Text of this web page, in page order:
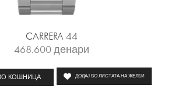
CARRERA 44
468.600денари
КОШНИЦА ДОДАЈ ВО ЛИСТАТА НА ЖЕЛБИ